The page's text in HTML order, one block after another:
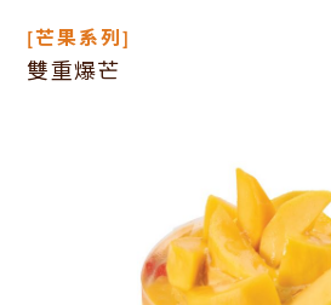
[芒果系列]
雙重爆芒